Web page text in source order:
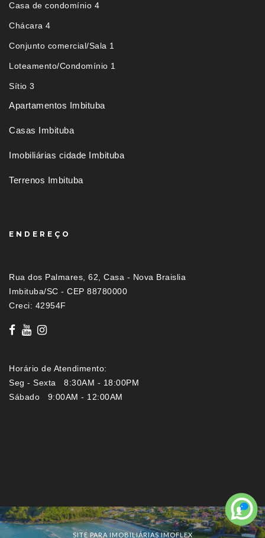
Casa de condomínio 4
Chácara 4
Conjunto comercial/Sala 1
Loteamento/Condomínio 1
Sítio 3
Apartamentos Imbituba
Casas Imbituba
Imobiliárias cidade Imbituba
Terrenos Imbituba
ENDEREÇO
Rua dos Palmares, 62, Casa - Nova Braislia
Imbituba/SC - CEP 88780000
Creci: 42954F
Horário de Atendimento:
Seg - Sexta 8:30AM - 18:00PM
Sábado 9:00AM - 12:00AM
SITE PARA IMOBILIÁRIAS IMOFLEX